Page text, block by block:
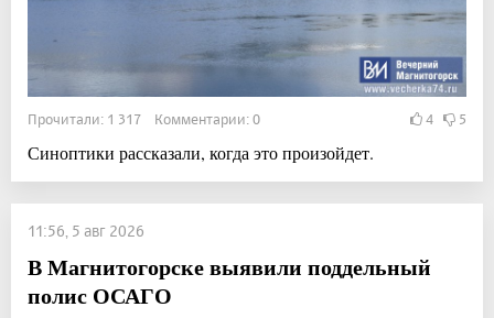
Прочитали: 1 317 Комментарии: 0 4 5
Синоптики рассказали, когда это произойдет.
11:56, 5 авг 2026
В Магнитогорске выявили поддельный
полис ОСАГО